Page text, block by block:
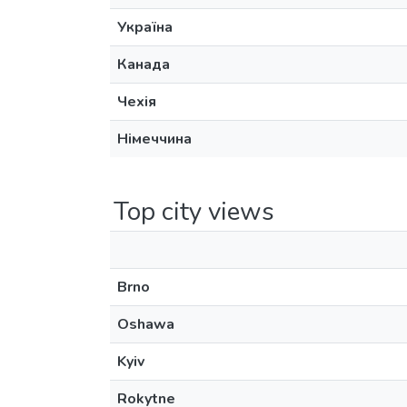
Україна
Канада
Чехія
Німеччина
Top city views
Brno
Oshawa
Kyiv
Rokytne